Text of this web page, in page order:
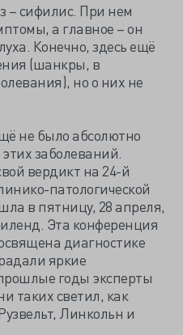
– сифилис. При нем
а главное – он
Конечно, здесь ещё
(шанкры, в
но о них не
не было абсолютно
заболеваний.
вердикт на 24-й
патологической
в пятницу, 28 апреля,
Эта конференция
диагностике
яркие
годы эксперты
таких светил, как
Линкольн и